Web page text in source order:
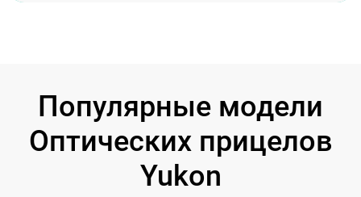
Популярные модели
Оптических прицелов
Yukon